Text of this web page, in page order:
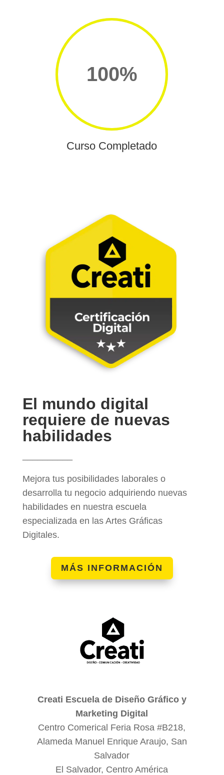
100%
Curso Completado
El mundo digital
requiere de nuevas
habilidades
Mejora tus posibilidades laborales o
desarrolla tu negocio adquiriendo nuevas
habilidades en nuestra escuela
especializada en las Artes Gráficas
Digitales.
MÁS INFORMACIÓN
Creati Escuela de Diseño Gráfico y
Marketing Digital
Centro Comerical Feria Rosa #B218,
Alameda Manuel Enrique Araujo, San
Salvador
El Salvador, Centro América